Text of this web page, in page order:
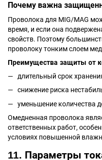
Почему важна
Проволока для MIG/MAG
время, и если она
свойств. Поэтому
проволоку тонким слоем
Преимущества защиты от
длительный срок
снижение риска
уменьшение количества
Омедненная проволока
ответственных работ,
условиях повышенной
11. Параметры